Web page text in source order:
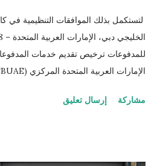
لتستكمل بذلك الموافقات التنظيمية في
للمدفوعات ترخيص تقديم خدمات
تاب للمدفوعات جميع الموافقات
مشاركة إرسال تعليق